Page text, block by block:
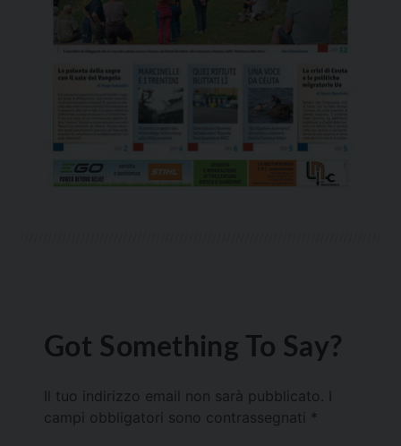
Got Something To Say?
Il tuo indirizzo email non sarà pubblicato.
campi obbligatori sono contrassegnati *